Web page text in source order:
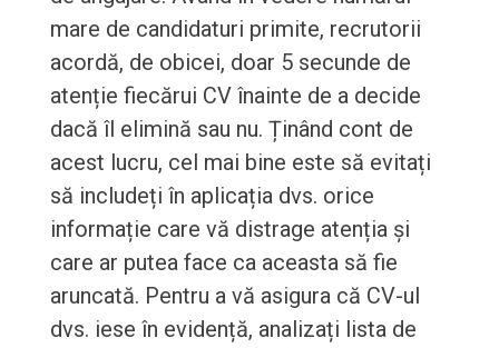
mare de candidaturi primite, recrutorii
acordă, de obicei, doar 5 secunde de
atenție fiecărui CV înainte de a decide
dacă îl elimină sau nu. Ținând cont de
acest lucru, cel mai bine este să evitați
să includeți în aplicația dvs. orice
informație care vă distrage atenția și
care ar putea face ca aceasta să fie
aruncată. Pentru a vă asigura că CV-ul
dvs. iese în evidență, analizați lista de